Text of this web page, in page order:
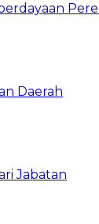
Daerah
Jabatan